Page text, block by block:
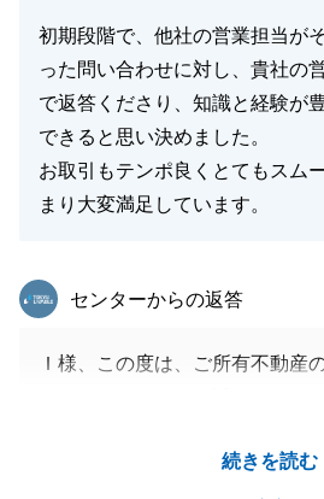
初期段階で、他社の営業担当が
った問い合わせに対し、貴社の
で返答くださり、知識と経験が
できると思い決めました。
お取引もテンポ良くとてもスム
まり大変満足しています。
続きを読む
東急リバブル
センターからの返答
Ｉ様、この度は、ご所有不動産
私もホッとしております。